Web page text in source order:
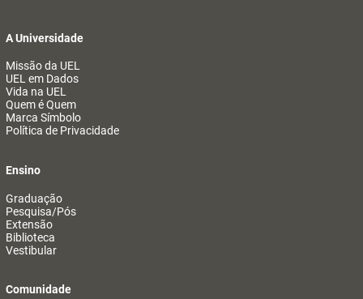
A Universidade
Missão da UEL
UEL em Dados
Vida na UEL
Quem é Quem
Marca Símbolo
Política de Privacidade
Ensino
Graduação
Pesquisa/Pós
Extensão
Biblioteca
Vestibular
Comunidade